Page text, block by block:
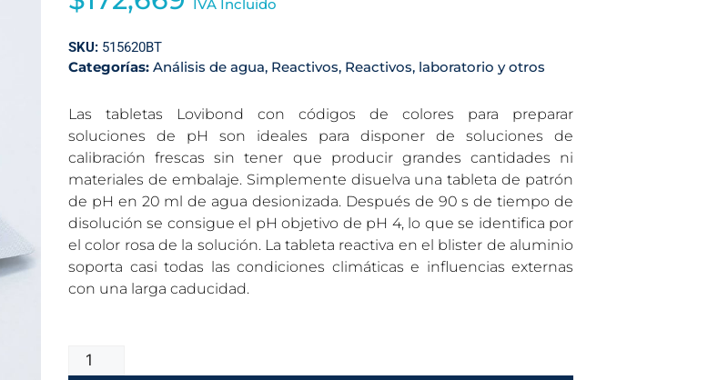
IVA Incluido
SKU: 515620BT
Categorías: Análisis de agua, Reactivos, Reactivos, laboratorio y otros
Las tabletas Lovibond con códigos de colores para preparar
soluciones de pH son ideales para disponer de soluciones de
calibración frescas sin tener que producir grandes cantidades ni
materiales de embalaje. Simplemente disuelva una tableta de patrón
de pH en 20 ml de agua desionizada. Después de 90 s de tiempo de
disolución se consigue el pH objetivo de pH 4, lo que se identifica por
el color rosa de la solución. La tableta reactiva en el blister de aluminio
soporta casi todas las condiciones climáticas e influencias externas
con una larga caducidad.